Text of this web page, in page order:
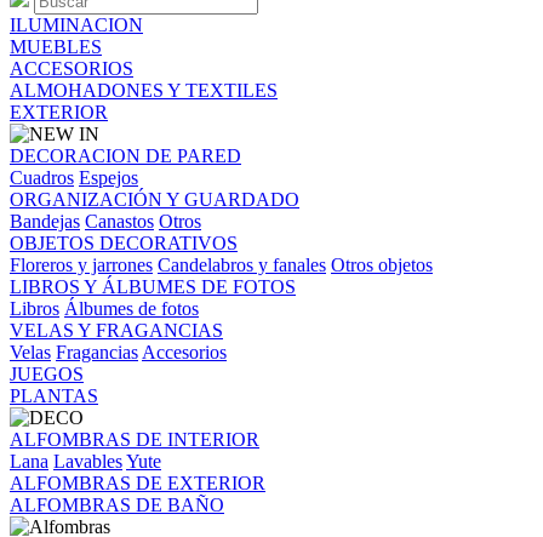
ILUMINACION
MUEBLES
ACCESORIOS
ALMOHADONES Y TEXTILES
EXTERIOR
DECORACION DE PARED
Cuadros Espejos
ORGANIZACIÓN Y GUARDADO
Bandejas Canastos Otros
OBJETOS DECORATIVOS
Floreros y jarrones Candelabros y fanales Otros objetos
LIBROS Y ÁLBUMES DE FOTOS
Libros Álbumes de fotos
VELAS Y FRAGANCIAS
Velas Fragancias Accesorios
JUEGOS
PLANTAS
ALFOMBRAS DE INTERIOR
Lana LavablesYute
ALFOMBRAS DE EXTERIOR
ALFOMBRAS DE BAÑO